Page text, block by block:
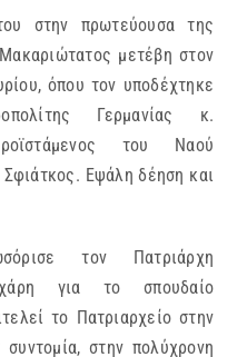
στην πρωτεύουσα της
μετέβη στον
όπου τον υποδέχτηκε
Γερμανίας κ.
του Ναού
Εψάλη δέηση και
τον Πατριάρχη
για το σπουδαίο
το Πατριαρχείο στην
στην πολύχρονη